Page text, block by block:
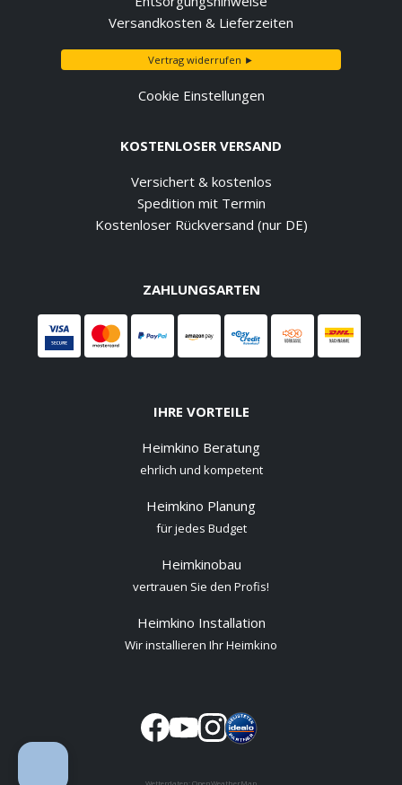
Versandkosten & Lieferzeiten
Vertrag widerrufen ►
Cookie Einstellungen
KOSTENLOSER VERSAND
Versichert & kostenlos
Spedition mit Termin
Kostenloser Rückversand (nur DE)
ZAHLUNGSARTEN
IHRE VORTEILE
Heimkino Beratung
ehrlich und kompetent
Heimkino Planung
für jedes Budget
Heimkinobau
vertrauen Sie den Profis!
Heimkino Installation
Wir installieren Ihr Heimkino